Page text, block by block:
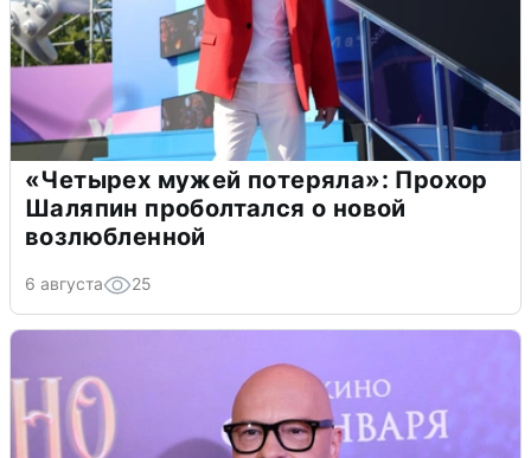
«Четырех мужей потеряла»: Прохор
Шаляпин проболтался о новой
возлюбленной
6 августа 25